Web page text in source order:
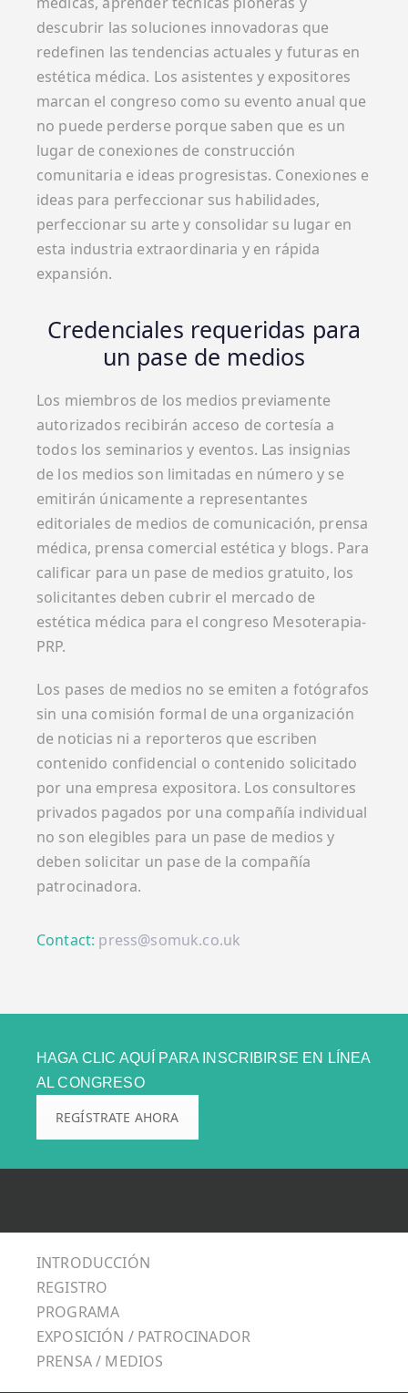
descubrir las soluciones innovadoras que
redefinen las tendencias actuales y futuras en
estética médica. Los asistentes y expositores
marcan el congreso como su evento anual que
no puede perderse porque saben que es un
lugar de conexiones de construcción
comunitaria e ideas progresistas. Conexiones e
ideas para perfeccionar sus habilidades,
perfeccionar su arte y consolidar su lugar en
esta industria extraordinaria y en rápida
expansión.
Credenciales requeridas para
un pase de medios
Los miembros de los medios previamente
autorizados recibirán acceso de cortesía a
todos los seminarios y eventos. Las insignias
de los medios son limitadas en número y se
emitirán únicamente a representantes
editoriales de medios de comunicación, prensa
médica, prensa comercial estética y blogs. Para
calificar para un pase de medios gratuito, los
solicitantes deben cubrir el mercado de
estética médica para el congreso Mesoterapia-
PRP.
Los pases de medios no se emiten a fotógrafos
sin una comisión formal de una organización
de noticias ni a reporteros que escriben
contenido confidencial o contenido solicitado
por una empresa expositora. Los consultores
privados pagados por una compañía individual
no son elegibles para un pase de medios y
deben solicitar un pase de la compañía
patrocinadora.
Contact: press@somuk.co.uk
HAGA CLIC AQUÍ PARA INSCRIBIRSE EN LÍNEA
AL CONGRESO
REGÍSTRATE AHORA
INTRODUCCIÓN
REGISTRO
PROGRAMA
EXPOSICIÓN / PATROCINADOR
PRENSA / MEDIOS